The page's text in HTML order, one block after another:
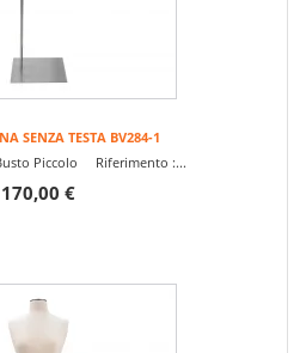
SENZA TESTA BV284-1
Piccolo Riferimento :...
170,00 €